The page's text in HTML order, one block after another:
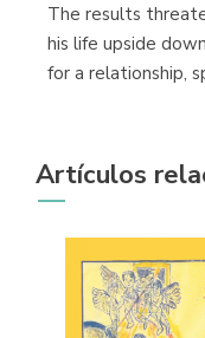
The results
his life upside
for a relationship,
Artículos